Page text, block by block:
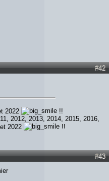
#42
2022
!!
2012, 2013, 2014, 2015, 2016,
2022
!!
#43